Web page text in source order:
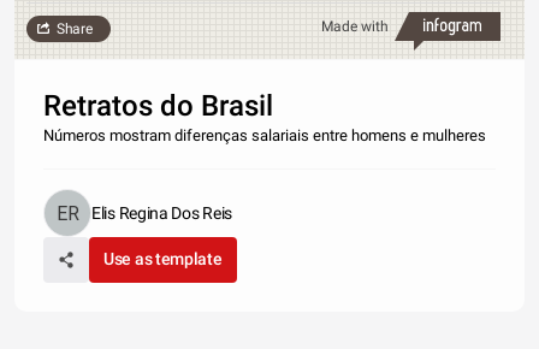
Made with
Share
Retratos do Brasil
Números mostram diferenças salariais entre homens e mulheres
Elis Regina Dos Reis
Use as template